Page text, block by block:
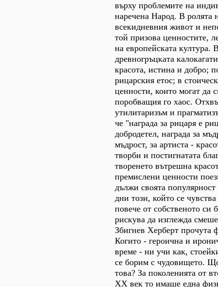
върху проблемите на
наречена Народ. В ролята
всекидневния живот и
той призова ценностите,
на европейската култура.
древногръцката
красота, истина и добро;
рицарския етос; в
ценности, които могат да
поробващия го хаос.
утилитаризъм и
че "награда за рицаря е
добродетел, награда за
мъдрост, за артиста -
творби и постигнатата
творенето вътрешна
премислени ценности
дължи своята
дни този, който се
повече от собственото си
рискува да изглежда
Збигнев Херберт прочута
Когито - героична и
време - ни учи как,
се борим с чудовището.
това? За поколенията от
ХХ век то имаше една